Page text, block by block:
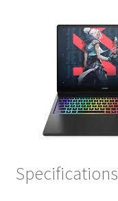
Specifications